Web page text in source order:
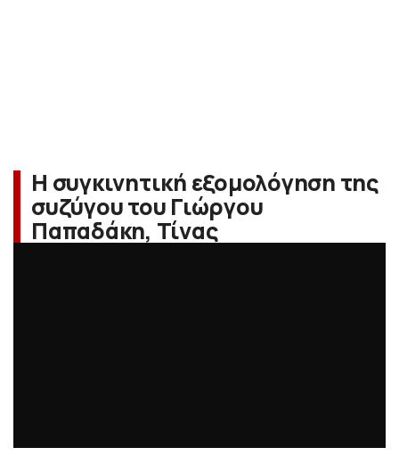
Η συγκινητική εξομολόγηση της
συζύγου του Γιώργου
Παπαδάκη, Τίνας